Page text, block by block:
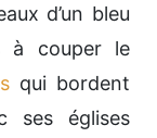
d’un bleu
à couper le
qui bordent
ses églises